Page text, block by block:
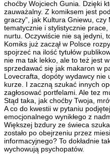
choćby Wojciech Gunia. Dzięki
zauważalny. Z komiksem jest
graczy”, jak Kultura Gniewu,
tematycznie i stylistycznie prace,
nurtu. Oczywiście nie są jedyni,
Komiks już zaczął w Polsce
spojrzeć na ilość tytułów
nie ma tak lekko, ale to też jest
sprzedawać się jak makaron w
Lovecrafta, dopóty wydawcy nie
kurze. I zaczną szukać innych
zagłosować portfelami. Ale tez
Stąd taka, jak choćby Twoja,
A co do kwestii w pytaniu
emocjonalnego wynikłego z
Większej bzdury ze świeca
zostało po obejrzeniu przez
informacyjnego? To dokładnie
wychowują psychopatów.